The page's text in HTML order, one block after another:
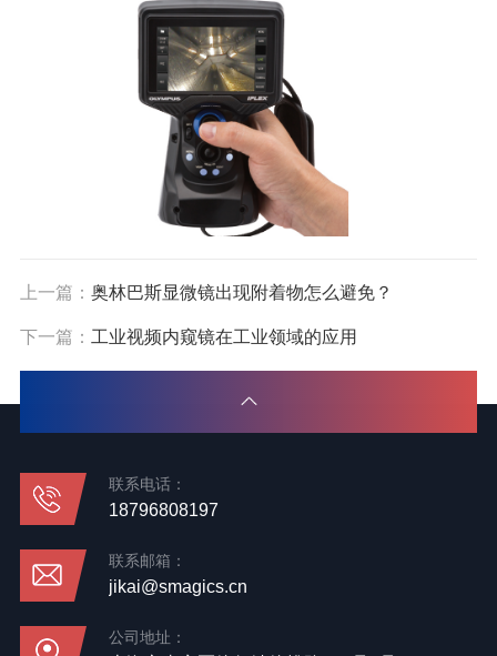
上一篇： 奥林巴斯显微镜出现附着物怎么避免？
下一篇： 工业视频内窥镜在工业领域的应用
联系电话：
18796808197
联系邮箱：
jikai@smagics.cn
公司地址：